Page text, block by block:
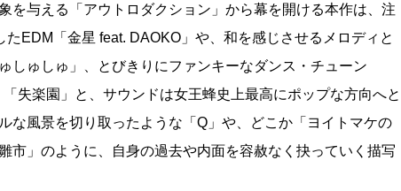
を与える「アウトロダクション」から幕を開ける本作は、注
EDM「金星 feat. DAOKO」や、和を感じさせるメロディと
しゅしゅ」、とびきりにファンキーなダンス・チューン
失楽園」と、サウンドは女王蜂史上最高にポップな方向へと
な風景を切り取ったような「Q」や、どこか「ヨイトマケの
市」のように、自身の過去や内面を容赦なく抉っていく描写